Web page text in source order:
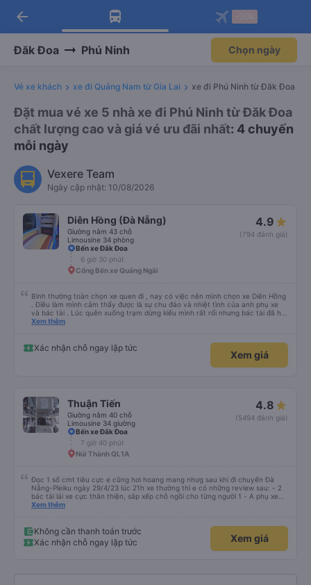
Tải app Vexere ngay!
Nhận ưu đãi thành viên độc
Mở app
Tải app Vexere
-30k/ghế khi đặt vé máy bay qua
Mở app
arrow_back
Đăk Đoa Phú Ninh Chọn ngày
Vé xe khách xe đi Quảng Nam từ Gia Lai xe đi Phú Ninh từ Đăk Đoa
Đặt mua vé xe 5 nhà xe đi Phú Ninh từ Đăk Đoa
chất lượng cao và giá vé ưu đãi nhất: 4 chuyến
mỗi ngày
Vexere Team
Ngày cập nhật: 10/08/2026
Diên Hồng (Đà Nẵng)
Giường nằm 43 chỗ
Limousine 34 phòng
4.9
(794 đánh giá)
Bến xe Đắk Đoa
6 giờ 30 phút
Cổng Bến xe Quảng Ngãi
Bình thường toàn chọn xe quen đi , nay có việc nên mình chọn xe Diên Hồng
. Điều làm mình cảm thấy được là sự chu đáo và nhiệt tình của anh phụ xe
và bác tài . Lúc quên xuống trạm dừng kiểu mình rất rối nhưng bác tài đã hỗ
trợ mình về tận nhà . 10 điểm chất lượng 🥰
Xem thêm
Xác nhận chỗ ngay lập tức
Xem giá
Thuận Tiến
Giường nằm 40 chỗ
Limousine 34 giường
4.8
(5494 đánh giá)
Bến xe Đắk Đoa
7 giờ 40 phút
Núi Thành QL1A
Đọc 1 số cmt tiêu cực e cũng hơi hoang mang nhưg sau khi đi chuyến Đà
Nẵng-Pleiku ngày 29/4/23 lúc 21h xe thường thì e có những review sau: - 2
bác tài lái xe cực thân thiện, sắp xếp chỗ ngồi cho từng người 1 - A phụ xe
dui tính, chắc cùng tần số nên nói câu nào là cười câu đó - Xe xuất bến đúg
nhìn chug khá ổn, có dừng lại để đi vệ sinh.
Xem thêm
Không cần thanh toán trước
Xác nhận chỗ ngay lập tức
Xem giá